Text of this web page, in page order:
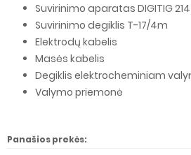
Suvirinimo aparatas DIGITIG 214
Suvirinimo degiklis T-17/4m
Elektrodų kabelis
Masės kabelis
Degiklis elektrocheminiam
Valymo priemonė
Panašios prekės: